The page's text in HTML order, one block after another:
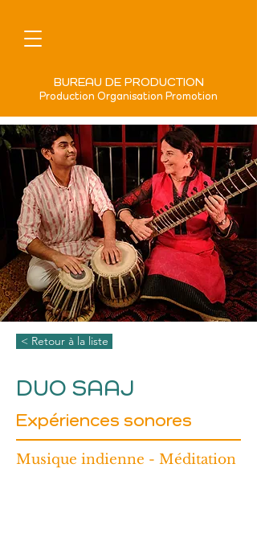
BUREAU DE PRODUCTION
Production Organisation Promotion
< Retour à la liste
DUO SAAJ
Expériences sonores
Musique indienne - Méditation